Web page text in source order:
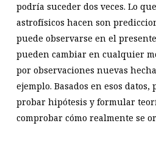
podría suceder dos veces. Lo
astrofísicos hacen son
puede observarse en el
pueden cambiar en cualquier
por observaciones nuevas
ejemplo. Basados en esos datos,
probar hipótesis y formular
comprobar cómo realmente se